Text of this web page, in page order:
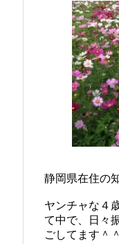
静岡県在住の
ヤンチャな４
て中で、日々
ごしてます＾＾